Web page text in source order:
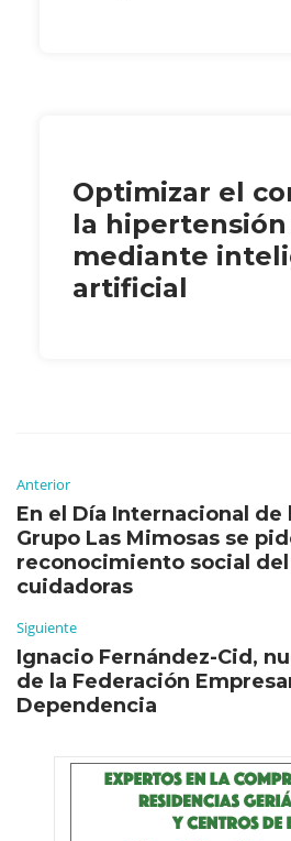
Optimizar el
la
mediante
artificial
Anterior
En el Día Internacional de
Grupo Las Mimosas se
reconocimiento social
cuidadoras
Siguiente
Ignacio Fernández-Cid,
de la Federación
Dependencia